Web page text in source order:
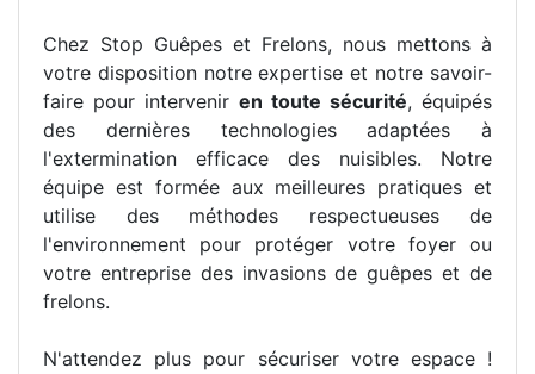
Chez Stop Guêpes et Frelons, nous mettons à
votre disposition notre expertise et notre savoir-
faire pour intervenir en toute sécurité, équipés
des dernières technologies adaptées à
l'extermination efficace des nuisibles. Notre
équipe est formée aux meilleures pratiques et
utilise des méthodes respectueuses de
l'environnement pour protéger votre foyer ou
votre entreprise des invasions de guêpes et de
frelons.
N'attendez plus pour sécuriser votre espace !